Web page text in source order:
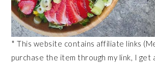
* This website contains affiliate links
purchase the item through my link, I get